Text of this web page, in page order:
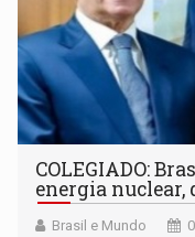
COLEGIADO:
energia nuclear,
Brasil e Mundo